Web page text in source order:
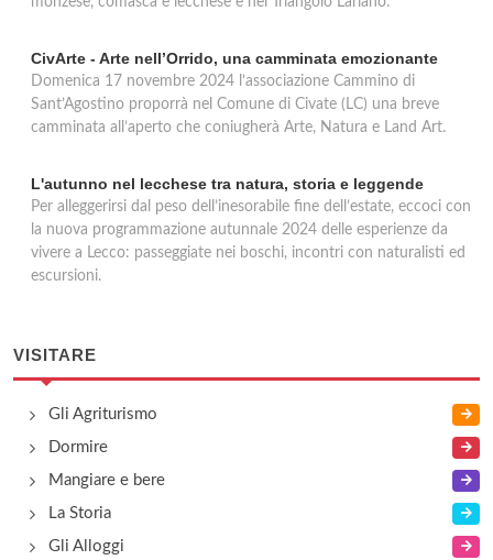
CivArte - Arte nell’Orrido, una camminata emozionante
Domenica 17 novembre 2024 l’associazione Cammino di
Sant’Agostino proporrà nel Comune di Civate (LC) una breve
camminata all’aperto che coniugherà Arte, Natura e Land Art.
L'autunno nel lecchese tra natura, storia e leggende
Per alleggerirsi dal peso dell’inesorabile fine dell’estate, eccoci con
la nuova programmazione autunnale 2024 delle esperienze da
vivere a Lecco: passeggiate nei boschi, incontri con naturalisti ed
escursioni.
VISITARE
Gli Agriturismo
Dormire
Mangiare e bere
La Storia
Gli Alloggi